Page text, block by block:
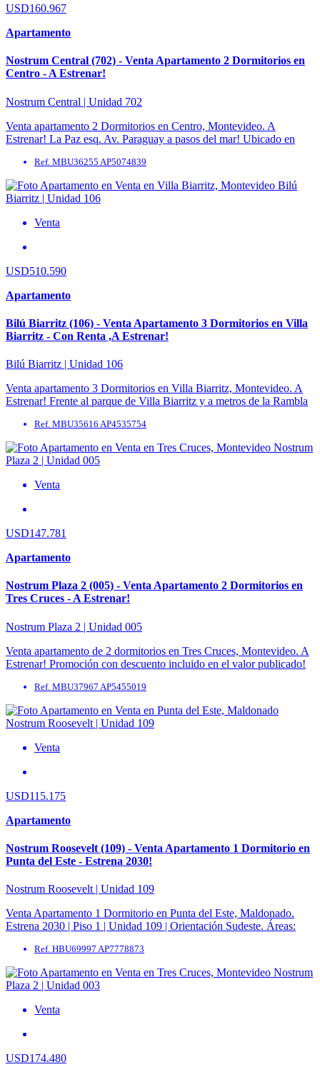
USD160.967
Apartamento
Nostrum Central (702) - Venta Apartamento 2 Dormitorios en
Centro - A Estrenar!
Nostrum Central | Unidad 702
Venta apartamento 2 Dormitorios en Centro, Montevideo. A
Estrenar! La Paz esq. Av. Paraguay a pasos del mar! Ubicado en
Ref. MBU36255 AP5074839
Venta
USD510.590
Apartamento
Bilú Biarritz (106) - Venta Apartamento 3 Dormitorios en Villa
Biarritz - Con Renta ,A Estrenar!
Bilú Biarritz | Unidad 106
Venta apartamento 3 Dormitorios en Villa Biarritz, Montevideo. A
Estrenar! Frente al parque de Villa Biarritz y a metros de la Rambla
Ref. MBU35616 AP4535754
Venta
USD147.781
Apartamento
Nostrum Plaza 2 (005) - Venta Apartamento 2 Dormitorios en
Tres Cruces - A Estrenar!
Nostrum Plaza 2 | Unidad 005
Venta apartamento de 2 dormitorios en Tres Cruces, Montevideo. A
Estrenar! Promoción con descuento incluido en el valor publicado!
Ref. MBU37967 AP5455019
Venta
USD115.175
Apartamento
Nostrum Roosevelt (109) - Venta Apartamento 1 Dormitorio en
Punta del Este - Estrena 2030!
Nostrum Roosevelt | Unidad 109
Venta Apartamento 1 Dormitorio en Punta del Este, Maldonado.
Estrena 2030 | Piso 1 | Unidad 109 | Orientación Sudeste. Áreas:
Ref. HBU69997 AP7778873
Venta
USD174.480